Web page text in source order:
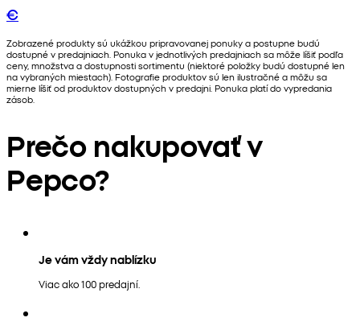
€
Zobrazené produkty sú ukážkou pripravovanej ponuky a postupne budú
dostupné v predajniach. Ponuka v jednotlivých predajniach sa môže líšiť podľa
ceny, množstva a dostupnosti sortimentu (niektoré položky budú dostupné len
na vybraných miestach). Fotografie produktov sú len ilustračné a môžu sa
mierne líšiť od produktov dostupných v predajni. Ponuka platí do vypredania
zásob.
Prečo nakupovať v
Pepco?
Je vám vždy nablízku
Viac ako 100 predajní.